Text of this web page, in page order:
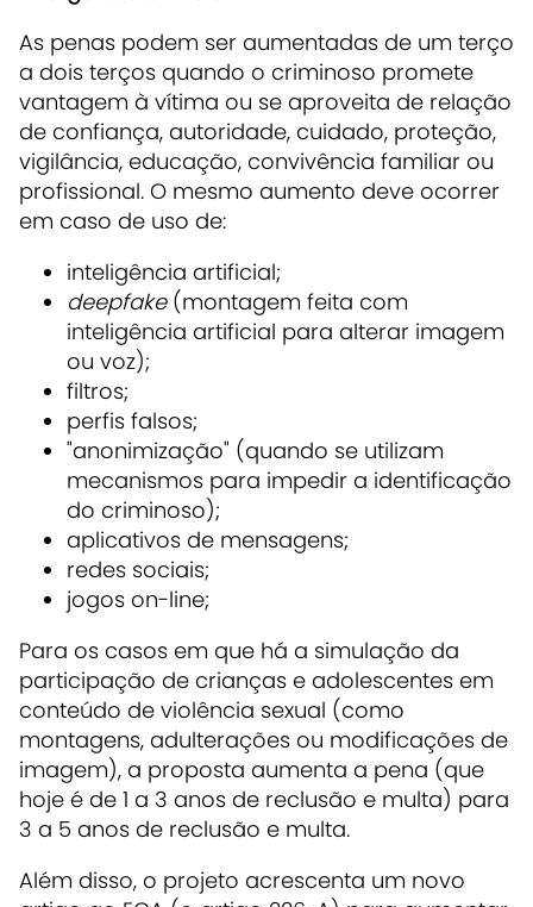
As penas podem ser aumentadas de um terço
a dois terços quando o criminoso promete
vantagem à vítima ou se aproveita de relação
de confiança, autoridade, cuidado, proteção,
vigilância, educação, convivência familiar ou
profissional. O mesmo aumento deve ocorrer
em caso de uso de:
inteligência artificial;
deepfake (montagem feita com
inteligência artificial para alterar imagem
ou voz);
filtros;
perfis falsos;
"anonimização" (quando se utilizam
mecanismos para impedir a identificação
do criminoso);
aplicativos de mensagens;
redes sociais;
jogos on-line;
Para os casos em que há a simulação da
participação de crianças e adolescentes em
conteúdo de violência sexual (como
montagens, adulterações ou modificações de
imagem), a proposta aumenta a pena (que
hoje é de 1 a 3 anos de reclusão e multa) para
3 a 5 anos de reclusão e multa.
Além disso, o projeto acrescenta um novo